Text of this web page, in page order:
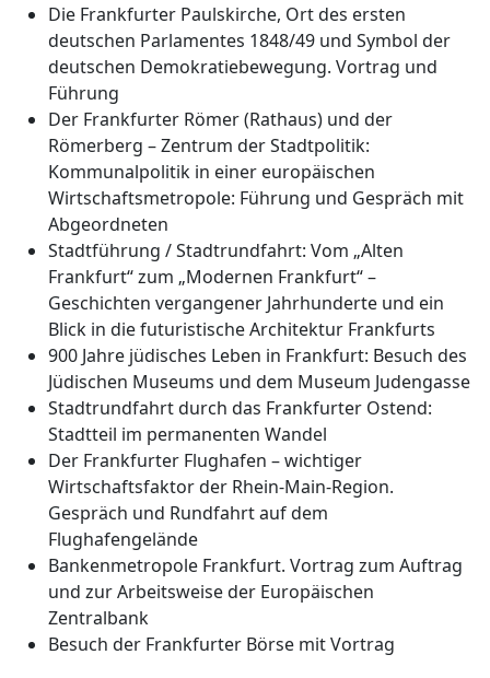
Die Frankfurter Paulskirche, Ort des ersten
deutschen Parlamentes 1848/49 und Symbol der
deutschen Demokratiebewegung. Vortrag und
Führung
Der Frankfurter Römer (Rathaus) und der
Römerberg – Zentrum der Stadtpolitik:
Kommunalpolitik in einer europäischen
Wirtschaftsmetropole: Führung und Gespräch mit
Abgeordneten
Stadtführung / Stadtrundfahrt: Vom „Alten
Frankfurt“ zum „Modernen Frankfurt“ –
Geschichten vergangener Jahrhunderte und ein
Blick in die futuristische Architektur Frankfurts
900 Jahre jüdisches Leben in Frankfurt: Besuch des
Jüdischen Museums und dem Museum Judengasse
Stadtrundfahrt durch das Frankfurter Ostend:
Stadtteil im permanenten Wandel
Der Frankfurter Flughafen – wichtiger
Wirtschaftsfaktor der Rhein-Main-Region.
Gespräch und Rundfahrt auf dem
Flughafengelände
Bankenmetropole Frankfurt. Vortrag zum Auftrag
und zur Arbeitsweise der Europäischen
Zentralbank
Besuch der Frankfurter Börse mit Vortrag